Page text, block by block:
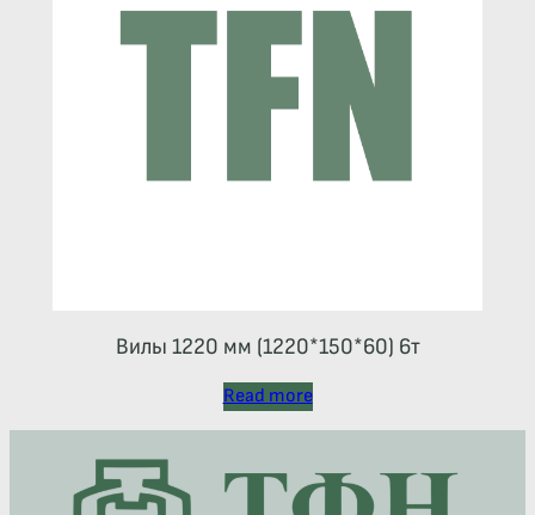
Вилы 1220 мм (1220*150*60) 6т
Read more